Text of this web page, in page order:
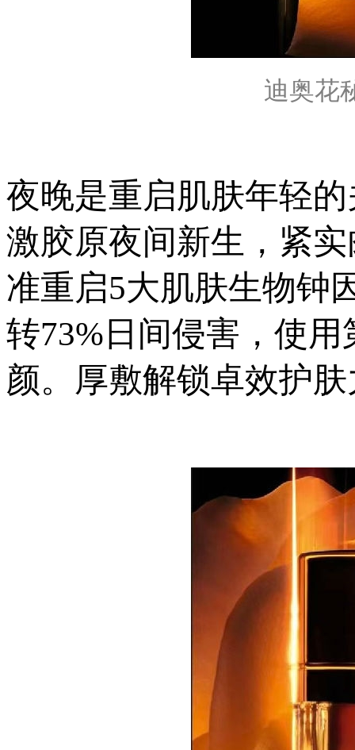
迪奥花
夜晚是重启肌肤年轻
激胶原夜间新生，紧
准重启5大肌肤生物钟
转73%日间侵害，使
颜。厚敷解锁卓效护